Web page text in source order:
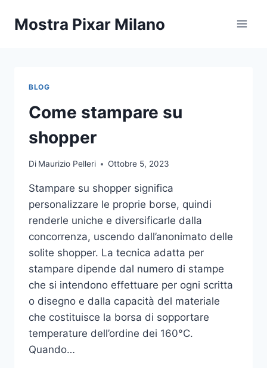
Mostra Pixar Milano
BLOG
Come stampare su
shopper
Di Maurizio Pelleri Ottobre 5, 2023
Stampare su shopper significa
personalizzare le proprie borse, quindi
renderle uniche e diversificarle dalla
concorrenza, uscendo dall’anonimato delle
solite shopper. La tecnica adatta per
stampare dipende dal numero di stampe
che si intendono effettuare per ogni scritta
o disegno e dalla capacità del materiale
che costituisce la borsa di sopportare
temperature dell’ordine dei 160°C.
Quando…